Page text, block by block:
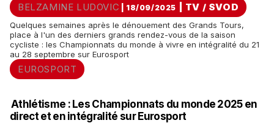
BELZAMINE LUDOVIC | 18/09/2025 TV / SVOD
Quelques semaines après le dénouement des Grands Tours,
place à l'un des derniers grands rendez-vous de la saison
cycliste : les Championnats du monde à vivre en intégralité du 21
au 28 septembre sur Eurosport
EUROSPORT
Athlétisme : Les Championnats du monde 2025 en
direct et en intégralité sur Eurosport